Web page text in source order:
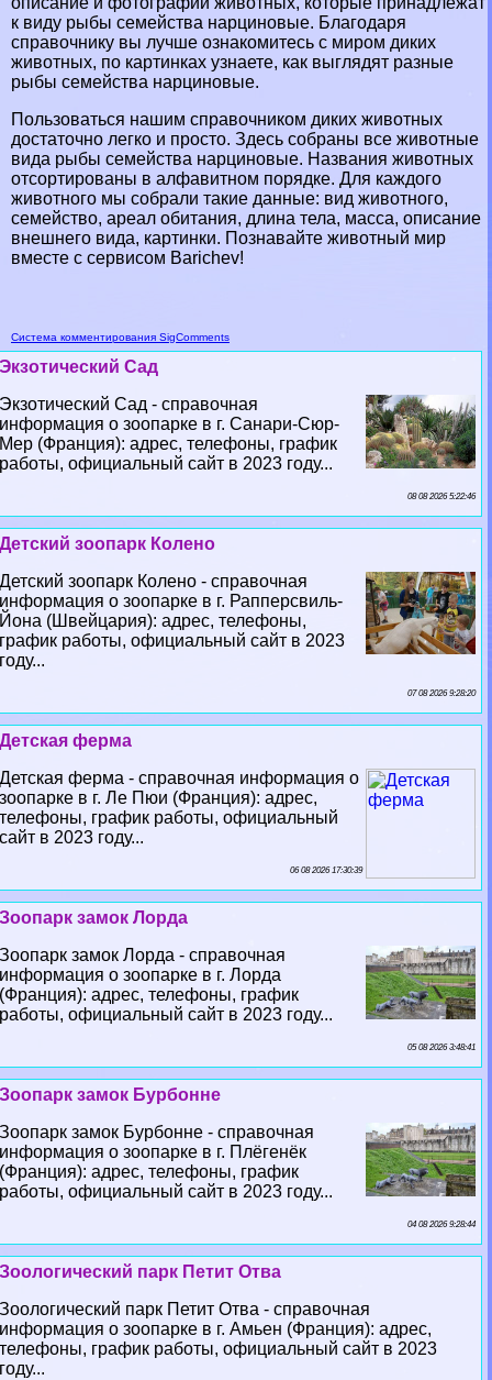
к виду рыбы семейства нарциновые. Благодаря
справочнику вы лучше ознакомитесь с миром диких
животных, по картинках узнаете, как выглядят разные
рыбы семейства нарциновые.
Пользоваться нашим справочником диких животных
достаточно легко и просто. Здесь собраны все животные
вида рыбы семейства нарциновые. Названия животных
отсортированы в алфавитном порядке. Для каждого
животного мы собрали такие данные: вид животного,
семейство, ареал обитания, длина тела, масса, описание
внешнего вида, картинки. Познавайте животный мир
вместе с сервисом Barichev!
Система комментирования SigComments
Экзотический Сад
Экзотический Сад - справочная
информация о зоопарке в г. Санари-Сюр-
Мер (Франция): адрес, телефоны, график
работы, официальный сайт в 2023 году...
08 08 2026 5:22:46
Детский зоопарк Колено
Детский зоопарк Колено - справочная
информация о зоопарке в г. Рапперсвиль-
Йона (Швейцария): адрес, телефоны,
график работы, официальный сайт в 2023
году...
07 08 2026 9:28:20
Детская ферма
Детская ферма - справочная информация о
зоопарке в г. Ле Пюи (Франция): адрес,
телефоны, график работы, официальный
сайт в 2023 году...
06 08 2026 17:30:39
Зоопарк замок Лорда
Зоопарк замок Лорда - справочная
информация о зоопарке в г. Лорда
(Франция): адрес, телефоны, график
работы, официальный сайт в 2023 году...
05 08 2026 3:48:41
Зоопарк замок Бурбонне
Зоопарк замок Бурбонне - справочная
информация о зоопарке в г. Плёгенёк
(Франция): адрес, телефоны, график
работы, официальный сайт в 2023 году...
04 08 2026 9:28:44
Зоологический парк Петит Отва
Зоологический парк Петит Отва - справочная
информация о зоопарке в г. Амьен (Франция): адрес,
телефоны, график работы, официальный сайт в 2023
году...